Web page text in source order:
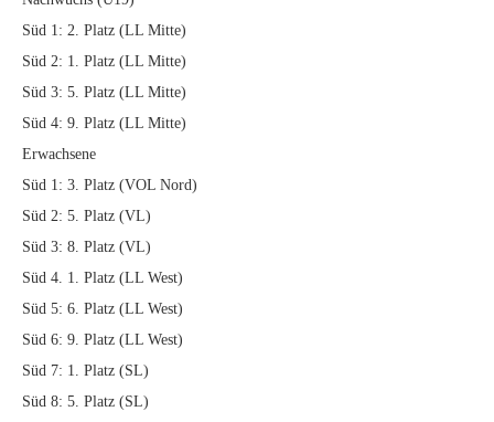
Süd 1: 2. Platz (LL Mitte)
Süd 2: 1. Platz (LL Mitte)
Süd 3: 5. Platz (LL Mitte)
Süd 4: 9. Platz (LL Mitte)
Erwachsene
Süd 1: 3. Platz (VOL Nord)
Süd 2: 5. Platz (VL)
Süd 3: 8. Platz (VL)
Süd 4. 1. Platz (LL West)
Süd 5: 6. Platz (LL West)
Süd 6: 9. Platz (LL West)
Süd 7: 1. Platz (SL)
Süd 8: 5. Platz (SL)